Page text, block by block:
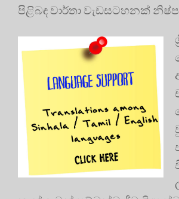
පිළිබඳ වාර්තා වැඩසටහනක්